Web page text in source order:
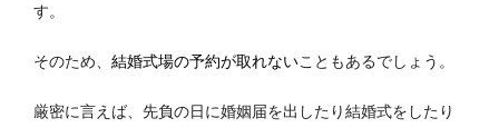
す。
そのため、 結婚式場の予約が取れないこともあるでしょう。
厳密に言えば、先負の日に婚姻届を出したり結婚式をしたり